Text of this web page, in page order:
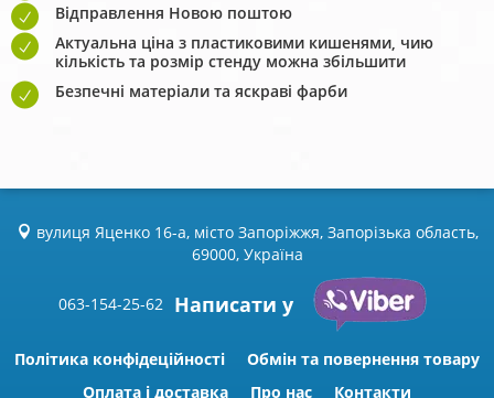
Відправлення Новою поштою
Актуальна ціна з пластиковими кишенями, чию
кількість та розмір стенду можна збільшити
Безпечні матеріали та яскраві фарби
вулиця Яценко 16-а, місто Запоріжжя, Запорізька область,
69000, Україна
063-154-25-62 Написати у
Політика конфідеційності
Обмін та повернення товару
Оплата і доставка
Про нас Контакти